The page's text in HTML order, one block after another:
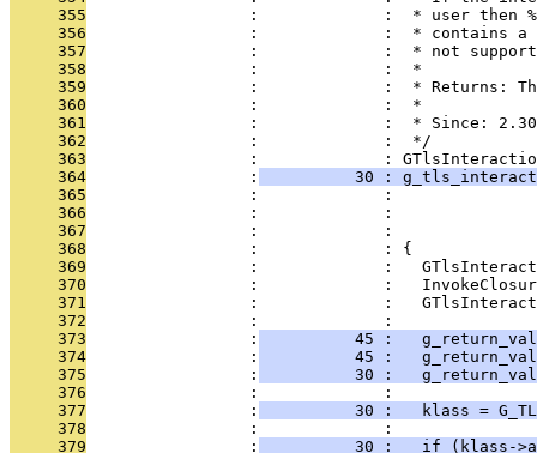
     355
:             :  * user then
     356
:             :  * contains
     357
:             :  * not
     358
                 :             :  *
     359
:             :  * Returns:
     360
                 :             :  *
     361
                 :             :  * Since: 2.30
     362
                 :             :  */
     363
:             :
     364
                 :
30 :
     365
:             :
     366
:             :
     367
:             :
     368
                 :             : {
     369
:             :
     370
:             :
     371
:             :
     372
                 :             :
     373
                 :
45 :
     374
                 :
45 :
     375
                 :
30 :
     376
                 :             :
     377
                 :
30 :   klass =
     378
                 :             :
     379
                 :
30 :   if (klass-